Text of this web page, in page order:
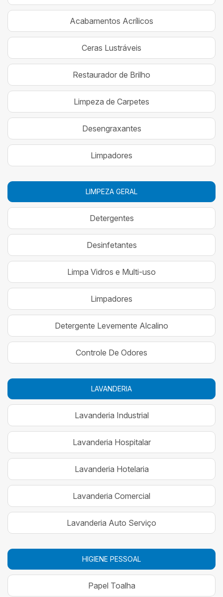
Acabamentos Acrílicos
Ceras Lustráveis
Restaurador de Brilho
Limpeza de Carpetes
Desengraxantes
Limpadores
LIMPEZA GERAL
Detergentes
Desinfetantes
Limpa Vidros e Multi-uso
Limpadores
Detergente Levemente Alcalino
Controle De Odores
LAVANDERIA
Lavanderia Industrial
Lavanderia Hospitalar
Lavanderia Hotelaria
Lavanderia Comercial
Lavanderia Auto Serviço
HIGIENE PESSOAL
Papel Toalha